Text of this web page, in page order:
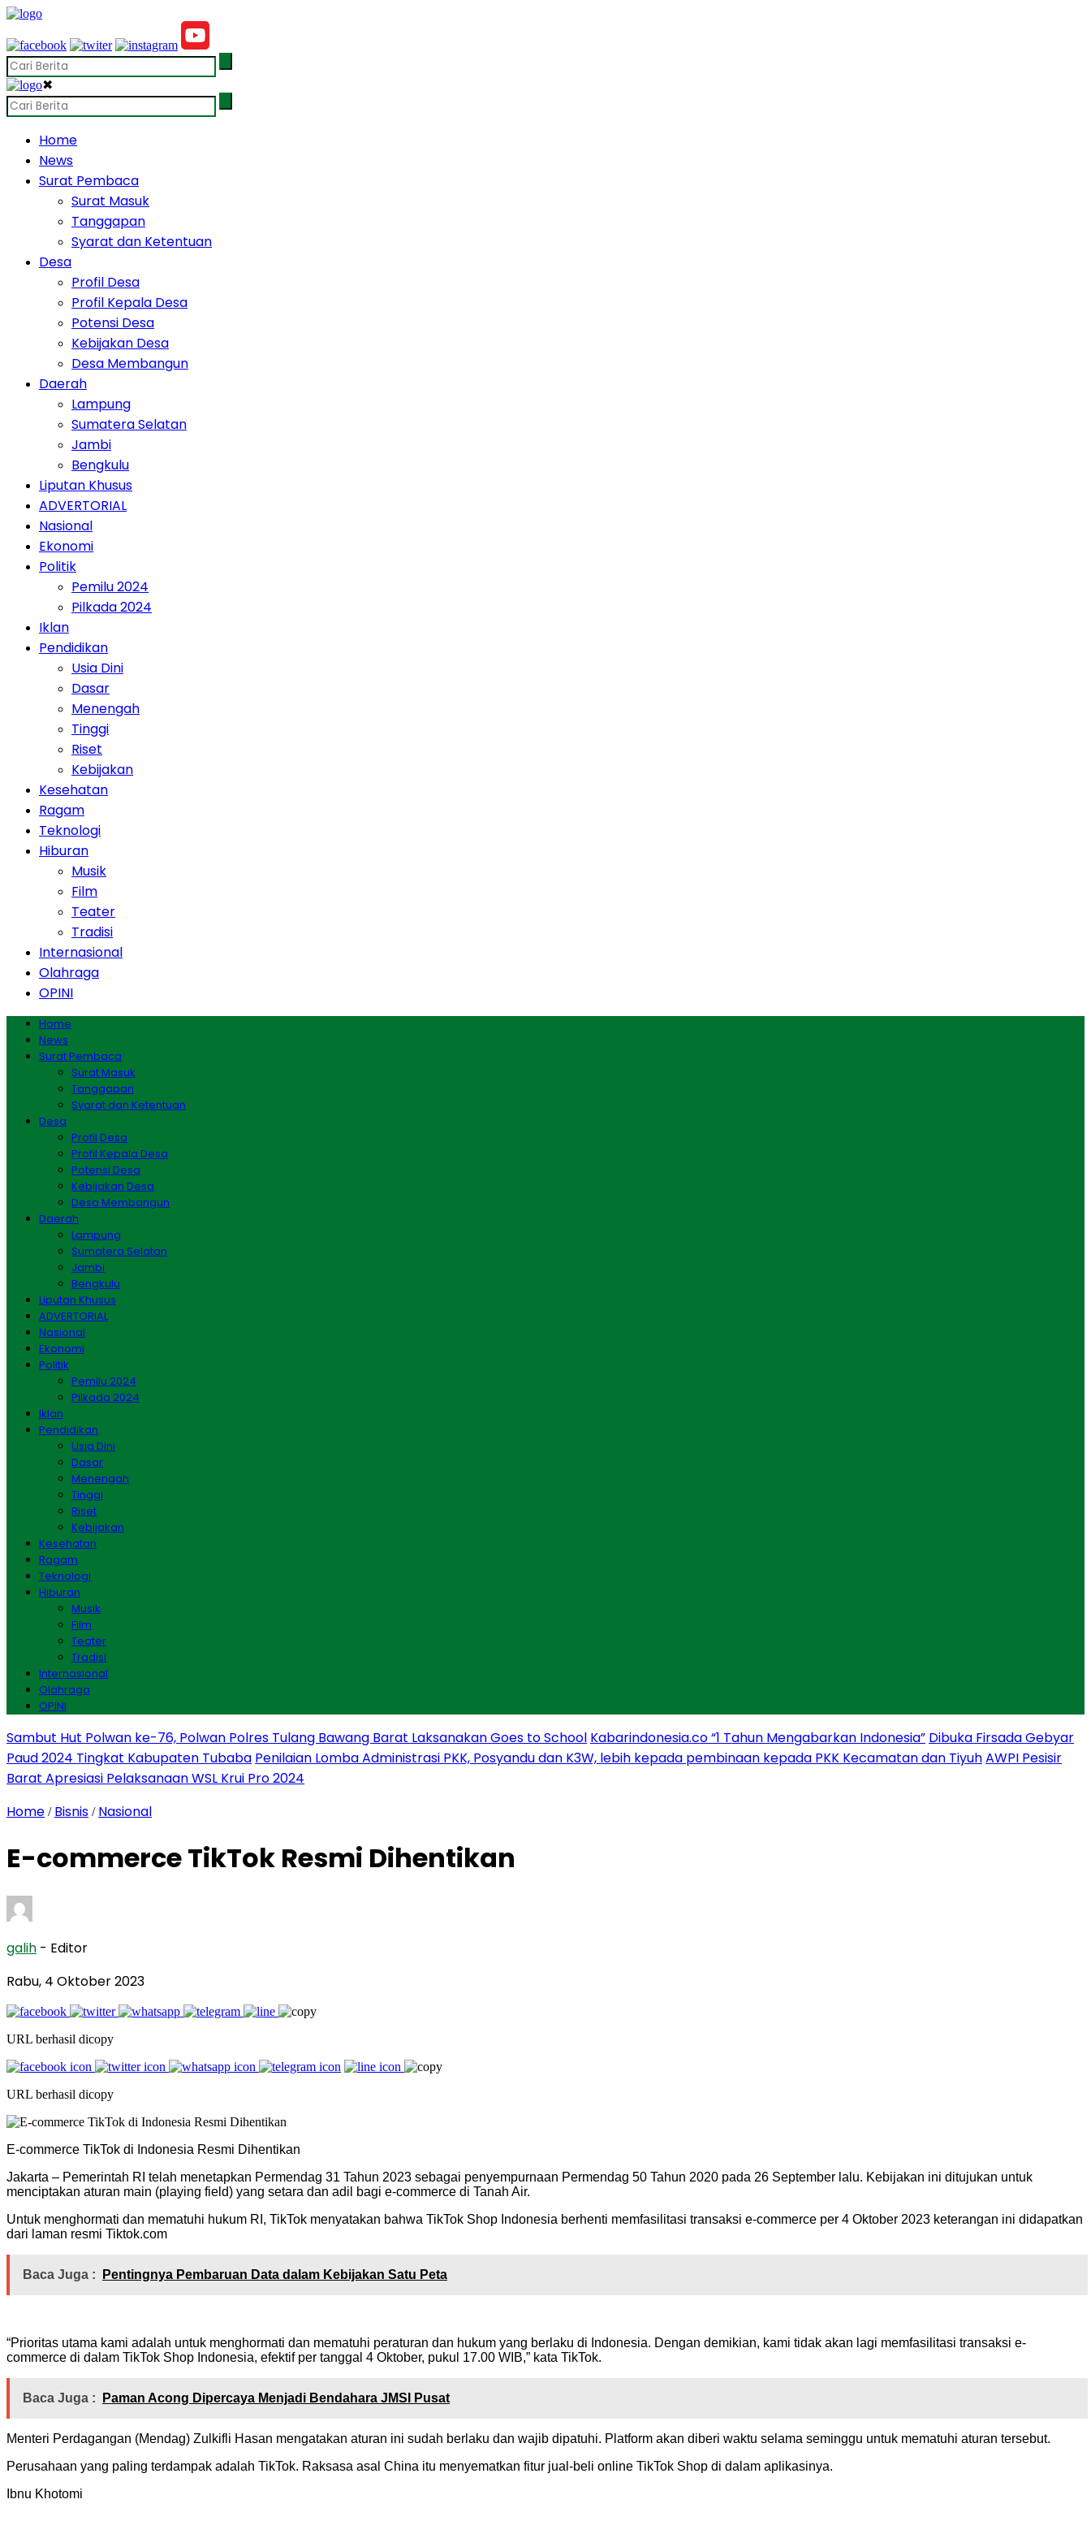
✖
Home
News
Surat Pembaca
Surat Masuk
Tanggapan
Syarat dan Ketentuan
Desa
Profil Desa
Profil Kepala Desa
Potensi Desa
Kebijakan Desa
Desa Membangun
Daerah
Lampung
Sumatera Selatan
Jambi
Bengkulu
Liputan Khusus
ADVERTORIAL
Nasional
Ekonomi
Politik
Pemilu 2024
Pilkada 2024
Iklan
Pendidikan
Usia Dini
Dasar
Menengah
Tinggi
Riset
Kebijakan
Kesehatan
Ragam
Teknologi
Hiburan
Musik
Film
Teater
Tradisi
Internasional
Olahraga
OPINI
Home
News
Surat Pembaca
Surat Masuk
Tanggapan
Syarat dan Ketentuan
Desa
Profil Desa
Profil Kepala Desa
Potensi Desa
Kebijakan Desa
Desa Membangun
Daerah
Lampung
Sumatera Selatan
Jambi
Bengkulu
Liputan Khusus
ADVERTORIAL
Nasional
Ekonomi
Politik
Pemilu 2024
Pilkada 2024
Iklan
Pendidikan
Usia Dini
Dasar
Menengah
Tinggi
Riset
Kebijakan
Kesehatan
Ragam
Teknologi
Hiburan
Musik
Film
Teater
Tradisi
Internasional
Olahraga
OPINI
Sambut Hut Polwan ke-76, Polwan Polres Tulang Bawang Barat Laksanakan Goes to School Kabarindonesia.co “1 Tahun Mengabarkan Indonesia” Dibuka Firsada Gebyar
Paud 2024 Tingkat Kabupaten Tubaba Penilaian Lomba Administrasi PKK, Posyandu dan K3W, lebih kepada pembinaan kepada PKK Kecamatan dan TiyuhAWPI Pesisir
Barat Apresiasi Pelaksanaan WSL Krui Pro 2024
Home / Bisnis / Nasional
E-commerce TikTok Resmi Dihentikan
galih - Editor
Rabu, 4 Oktober 2023
URL berhasil dicopy
URL berhasil dicopy
E-commerce TikTok di Indonesia Resmi Dihentikan
Jakarta – Pemerintah RI telah menetapkan Permendag 31 Tahun 2023 sebagai penyempurnaan Permendag 50 Tahun 2020 pada 26 September lalu. Kebijakan ini ditujukan untuk
menciptakan aturan main (playing field) yang setara dan adil bagi e-commerce di Tanah Air.
Untuk menghormati dan mematuhi hukum RI, TikTok menyatakan bahwa TikTok Shop Indonesia berhenti memfasilitasi transaksi e-commerce per 4 Oktober 2023 keterangan ini didapatkan
dari laman resmi Tiktok.com
Baca Juga : Pentingnya Pembaruan Data dalam Kebijakan Satu Peta
“Prioritas utama kami adalah untuk menghormati dan mematuhi peraturan dan hukum yang berlaku di Indonesia. Dengan demikian, kami tidak akan lagi memfasilitasi transaksi e-
commerce di dalam TikTok Shop Indonesia, efektif per tanggal 4 Oktober, pukul 17.00 WIB,” kata TikTok.
Baca Juga : Paman Acong Dipercaya Menjadi Bendahara JMSI Pusat
Menteri Perdagangan (Mendag) Zulkifli Hasan mengatakan aturan ini sudah berlaku dan wajib dipatuhi. Platform akan diberi waktu selama seminggu untuk mematuhi aturan tersebut.
Perusahaan yang paling terdampak adalah TikTok. Raksasa asal China itu menyematkan fitur jual-beli online TikTok Shop di dalam aplikasinya.
Ibnu Khotomi